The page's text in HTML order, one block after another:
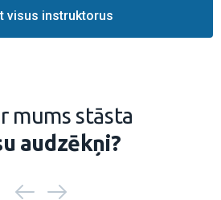
visus instruktorus
mums stāsta
audzēkņi?